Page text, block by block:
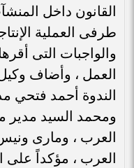
القانون داخل
طرفى العملية
والواجبات التى
العمل ، وأضاف وكيل
الندوة أحمد فتحي
ومحمد السيد
العرب ، ومارى
العرب ، مؤكداً على